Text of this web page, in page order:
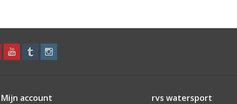
39mm 16,9mm 48,1mm 3850 kg
Mijn account rvs watersport